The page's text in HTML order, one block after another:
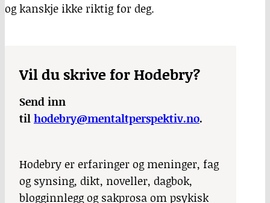
og kanskje ikke riktig for deg.
Vil du skrive for Hodebry?
Send inn
tilhodebry@mentaltperspektiv.no.
Hodebry er erfaringer og meninger, fag
og synsing, dikt, noveller, dagbok,
blogginnlegg og sakprosa om psykisk